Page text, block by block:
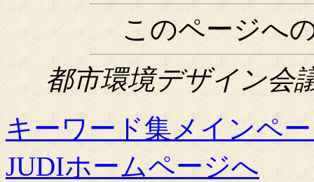
このページへ
都市環境デザイン会
キーワード集メインペ
JUDIホームページへ